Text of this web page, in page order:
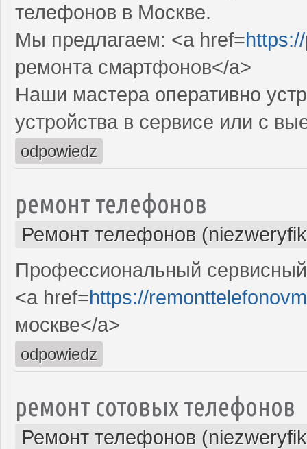
телефонов в Москве.
Мы предлагаем: <a href=
ремонта смартфонов</a>
Наши мастера оперативно
устройства в сервисе или с
odpowiedz
ремонт телефонов
Ремонт телефонов
Профессиональный
<a href=https://
москве</a>
odpowiedz
ремонт сотовых телефонов
Ремонт телефонов